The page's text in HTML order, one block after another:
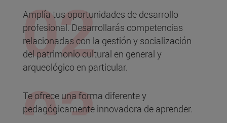
Amplía tus oportunidades de desarrollo
profesional. Desarrollarás competencias
relacionadas con la gestión y socialización
del patrimonio cultural en general y
arqueológico en particular.
Te ofrece una forma diferente y
pedagógicamente innovadora de aprender.